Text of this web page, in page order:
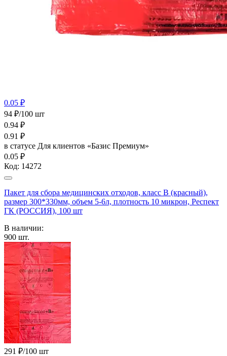
0.05 ₽
94 ₽/100 шт
0.94 ₽
0.91 ₽
в статусе Для клиентов «Базис Премиум»
0.05 ₽
Код: 14272
Пакет для сбора медицинских отходов, класс В (красный),
размер 300*330мм, объем 5-6л, плотность 10 микрон, Респект
ГК (РОССИЯ), 100 шт
В наличии:
900 шт.
291 ₽/100 шт